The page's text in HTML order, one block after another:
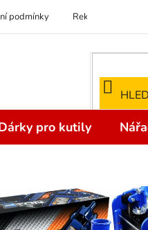
podmínky Reklamace
pro kutily